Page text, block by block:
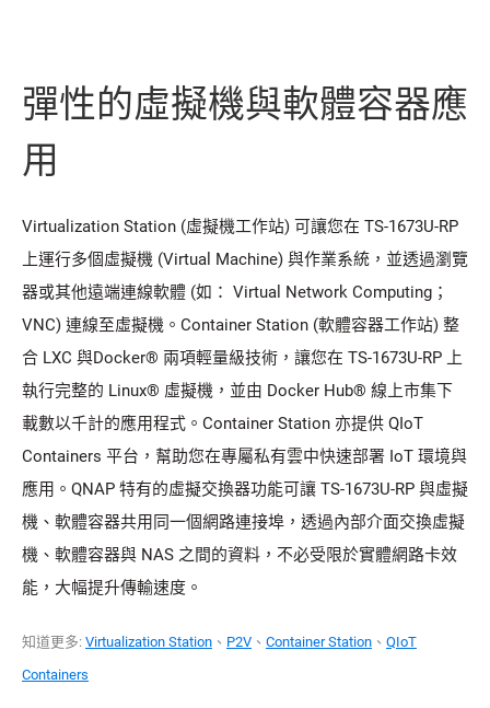
彈性的虛擬機與軟體容器應
用
Virtualization Station (虛擬機工作站) 可讓您在 TS-1673U-RP
上運行多個虛擬機 (Virtual Machine) 與作業系統，並透過瀏覽
器或其他遠端連線軟體 (如： Virtual Network Computing；
VNC) 連線至虛擬機。Container Station (軟體容器工作站) 整
合 LXC 與Docker® 兩項輕量級技術，讓您在 TS-1673U-RP 上
執行完整的 Linux® 虛擬機，並由 Docker Hub® 線上市集下
載數以千計的應用程式。Container Station 亦提供 QIoT
Containers 平台，幫助您在專屬私有雲中快速部署 IoT 環境與
應用。QNAP 特有的虛擬交換器功能可讓 TS-1673U-RP 與虛擬
機、軟體容器共用同一個網路連接埠，透過內部介面交換虛擬
機、軟體容器與 NAS 之間的資料，不必受限於實體網路卡效
能，大幅提升傳輸速度。
知道更多: Virtualization Station 、 P2V 、 Container Station 、 QIoT
Containers